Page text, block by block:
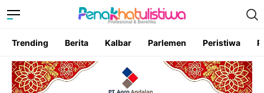
Trending Berita Kalbar Parlemen Peristiwa